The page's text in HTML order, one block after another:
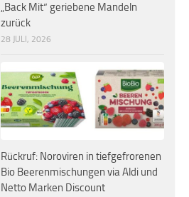
„Back Mit“ geriebene Mandeln
zurück
28 JULI, 2026
Rückruf: Noroviren in tiefgefrorenen
Bio Beerenmischungen via Aldi und
Netto Marken Discount